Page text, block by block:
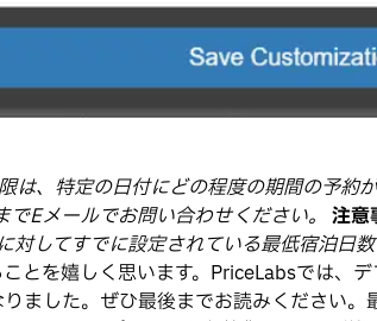
は、特定の日付にどの程度の期間の予約
でEメールでお問い合わせください。 注意
対してすでに設定されている最低宿泊日
とを嬉しく思います。PriceLabsでは、
ました。ぜひ最後までお読みください